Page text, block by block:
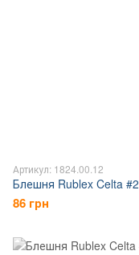
Артикул: 1824.00.12
Блешня Rublex Celta #2
86 грн